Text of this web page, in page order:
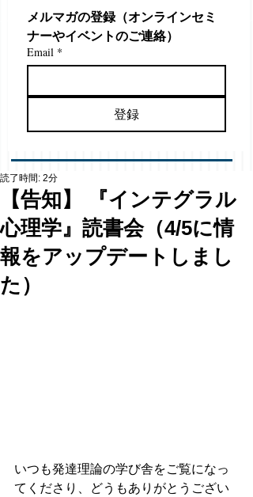
メルマガの登録（オンラインセミ
ナーやイベントのご連絡）
Email *
登録
【告知】 『インテグラル
心理学』読書会（4/5に情
報をアップデートしまし
た）
読了時間: 2分
いつも発達理論の学び舎をご覧になっ
てくださり、どうもありがとうござい